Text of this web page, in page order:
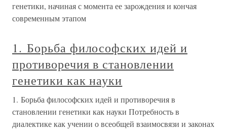
генетики, начиная с момента ее зарождения и кончая
современным этапом
1. Борьба философских идей и
противоречия в становлении
генетики как науки
1. Борьба философских идей и противоречия в
становлении генетики как науки Потребность в
диалектике как учении о всеобщей взаимосвязи и законах